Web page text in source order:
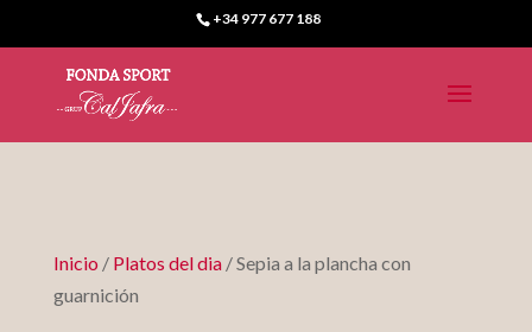
+34 977 677 188
Inicio / Platos del dia/ Sepia a la plancha con
guarnición